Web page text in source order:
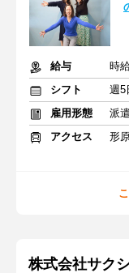
給与
時
シフト
週5
雇用形態
派
アクセス
形
株式会社サク